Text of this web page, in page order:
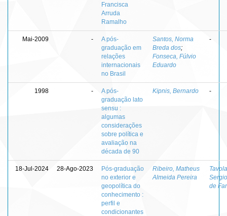
Francisca
Arruda
Ramalho
Mai-2009 -
A pós-
graduação em
relações
internacionais
no Brasil
Santos, Norma
Breda dos;
Fonseca, Fúlvio
Eduardo
-
1998 -
A pós-
graduação lato
sensu :
algumas
considerações
sobre política e
avaliação na
década de 90
Kipnis, Bernardo -
18-Jul-2024 28-Ago-2023
Pós-graduação
no exterior e
geopolítica do
conhecimento :
perfil e
condicionantes
Ribeiro, Matheus
Almeida Pereira
de